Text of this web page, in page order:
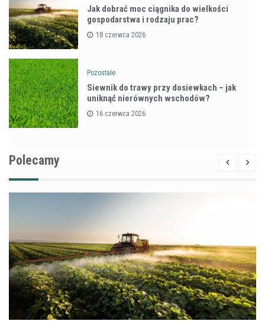
Jak dobrać moc ciągnika do wielkości
gospodarstwa i rodzaju prac?
18 czerwca 2026
Pozostałe
Siewnik do trawy przy dosiewkach – jak
uniknąć nierównych wschodów?
16 czerwca 2026
Polecamy